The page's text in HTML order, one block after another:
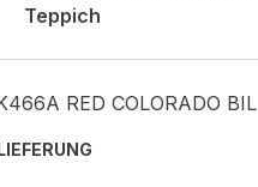
Teppich
RED COLORADO BIL